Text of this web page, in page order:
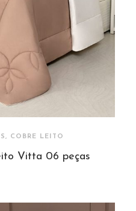
COBRE LEITO
Vitta 06 peças